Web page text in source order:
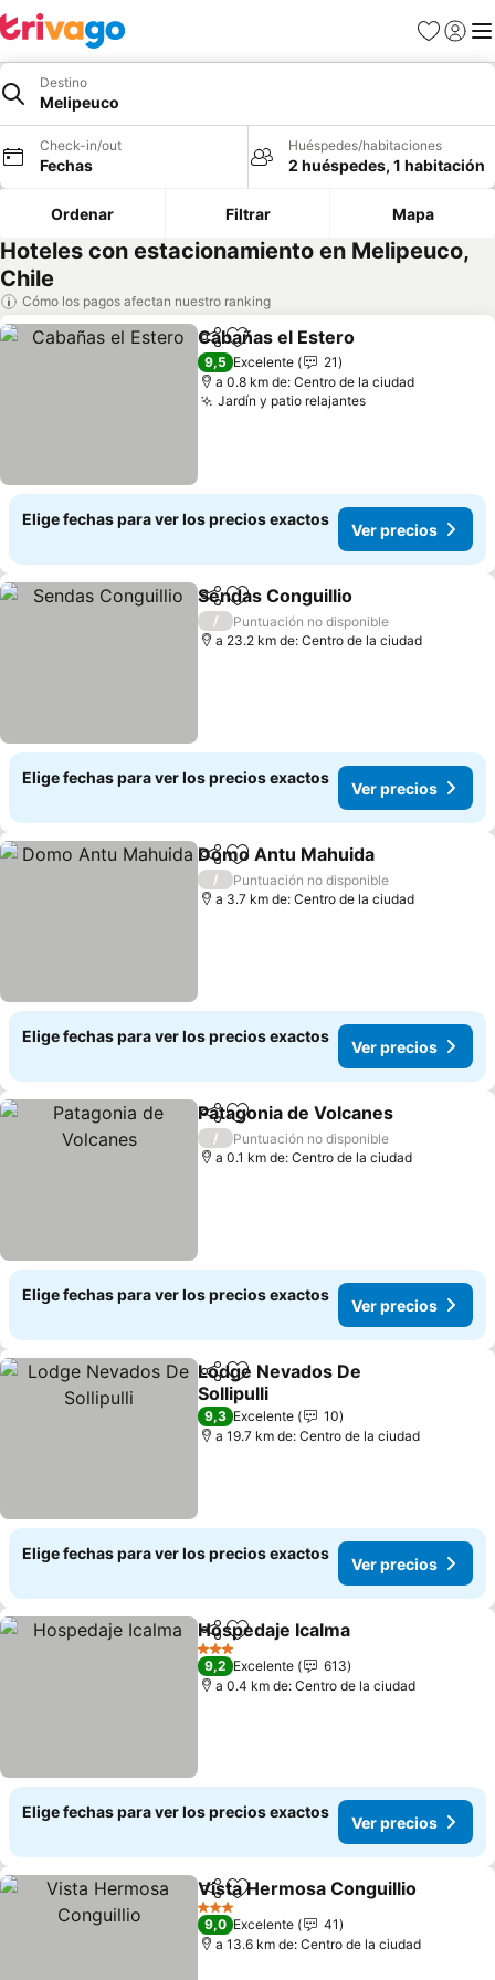
Favoritos
Iniciar
Destino
Melipeuco
Check-in/out
Fechas
Huéspedes/habitaciones
2 huéspedes, 1 habitación
Ordenar Filtrar Mapa
Hoteles con estacionamiento en Melipeuco,
Chile
Cómo los pagos afectan nuestro ranking
CompartirAgregar a favoritos
Cabañas el Estero
9,5 Excelente
21
a 0.8 km de: Centro de la ciudad
Jardín y patio relajantesVer precios
Elige fechas para ver los precios exactos
Ver precios
CompartirAgregar a favoritos
Sendas Conguillio
/
Puntuación no disponible
a 23.2 km de: Centro de la ciudad
Elige fechas para ver los precios exactos
Ver precios
CompartirAgregar a favoritos
Domo Antu Mahuida
/
Puntuación no disponible
a 3.7 km de: Centro de la ciudad
Elige fechas para ver los precios exactos
Ver precios
CompartirAgregar a favoritos
Patagonia de Volcanes
/
Puntuación no disponible
a 0.1 km de: Centro de la ciudad
Elige fechas para ver los precios exactos
Ver precios
CompartirAgregar a favoritos
Lodge Nevados De
Sollipulli
Ver precios
9,3 Excelente
10
a 19.7 km de: Centro de la ciudad
Elige fechas para ver los precios exactos
Ver precios
CompartirAgregar a favoritos
Hospedaje Icalma
3 Estrellas
9,2 Excelente
613
a 0.4 km de: Centro de la ciudad
Elige fechas para ver los precios exactos
Ver precios
CompartirAgregar a favoritos
Vista Hermosa Conguillio
3 Estrellas
9,0 Excelente
41
a 13.6 km de: Centro de la ciudad